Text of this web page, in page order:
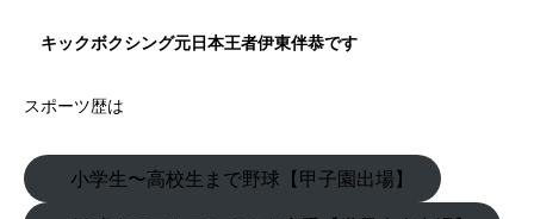
出張 講演 セミナー
が消費カロリーと週の回数
キックボクシング元日本王者伊東伴恭です
スポーツ歴は
小学生〜高校生まで野球【甲子園出場】